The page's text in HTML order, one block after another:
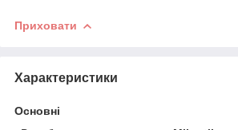
Приховати
Характеристики
Основні